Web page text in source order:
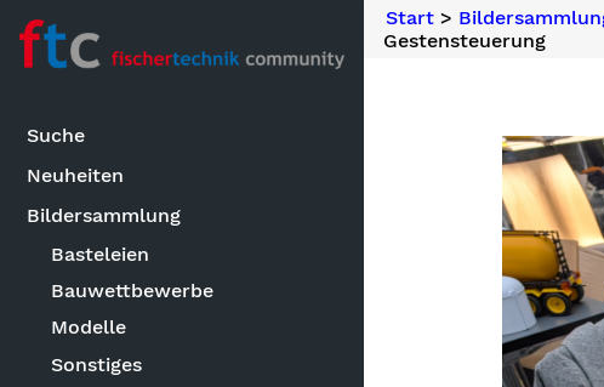
Suche
Neuheiten
Bildersammlung
Basteleien
Bauwettbewerbe
Modelle
Sonstiges
Start>
Gestensteuerung